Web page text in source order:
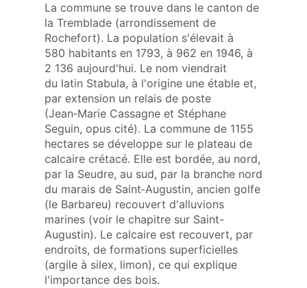
La commune se trouve dans le canton de
la Tremblade (arrondissement de
Rochefort). La population s'élevait à
580 habitants en 1793, à 962 en 1946, à
2 136 aujourd'hui. Le nom viendrait
du latin Stabula, à l'origine une étable et,
par extension un relais de poste
(Jean‑Marie Cassagne et Stéphane
Seguin, opus cité). La commune de 1155
hectares se développe sur le plateau de
calcaire crétacé. Elle est bordée, au nord,
par la Seudre, au sud, par la branche nord
du marais de Saint‑Augustin, ancien golfe
(le Barbareu) recouvert d'alluvions
marines (voir le chapitre sur Saint-
Augustin). Le calcaire est recouvert, par
endroits, de formations superficielles
(argile à silex, limon), ce qui explique
l'importance des bois.